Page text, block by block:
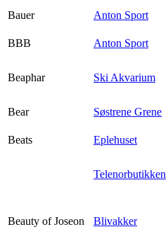
Bauer
Anton Sport
BBB
Anton Sport
Beaphar Ski Akvarium
Bear
Søstrene Grene
Beats
Eplehuset
Telenorbutikken
Beauty of Joseon Blivakker